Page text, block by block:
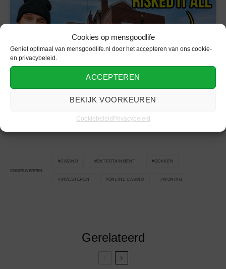
Cookies op mensgoodlife
Geniet optimaal van mensgoodlife.nl door het accepteren van ons cookie-
en privacybeleid.
ACCEPTEREN
BEKIJK VOORKEUREN
CookiebeleidPrivacybeleid
Klik om marketing cookies te accepteren
en deze inhoud in te schakelen
casinonieuwsop lifestyle platform mensgoodlife.
ONDERWERPEN
CASINO ENTERTAINMENT GOKKEN
INVESTEREN ONLINE CASINO WONING
Gerelateerd